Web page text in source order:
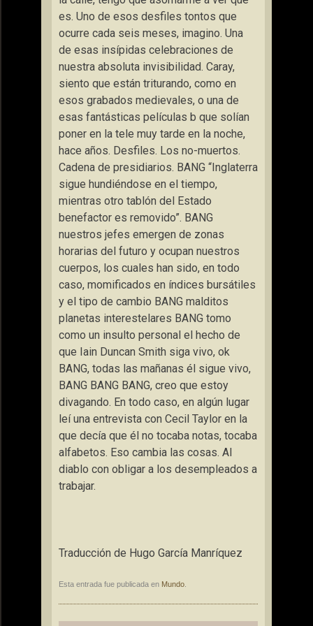
es. Uno de esos desfiles tontos que
ocurre cada seis meses, imagino. Una
de esas insípidas celebraciones de
nuestra absoluta invisibilidad. Caray,
siento que están triturando, como en
esos grabados medievales, o una de
esas fantásticas películas b que solían
poner en la tele muy tarde en la noche,
hace años. Desfiles. Los no-muertos.
Cadena de presidiarios. BANG “Inglaterra
sigue hundiéndose en el tiempo,
mientras otro tablón del Estado
benefactor es removido”. BANG
nuestros jefes emergen de zonas
horarias del futuro y ocupan nuestros
cuerpos, los cuales han sido, en todo
caso, momificados en índices bursátiles
y el tipo de cambio BANG malditos
planetas interestelares BANG tomo
como un insulto personal el hecho de
que Iain Duncan Smith siga vivo, ok
BANG, todas las mañanas él sigue vivo,
BANG BANG BANG, creo que estoy
divagando. En todo caso, en algún lugar
leí una entrevista con Cecil Taylor en la
que decía que él no tocaba notas, tocaba
alfabetos. Eso cambia las cosas. Al
diablo con obligar a los desempleados a
trabajar.
Traducción de Hugo García Manríquez
Esta entrada fue publicada en Mundo